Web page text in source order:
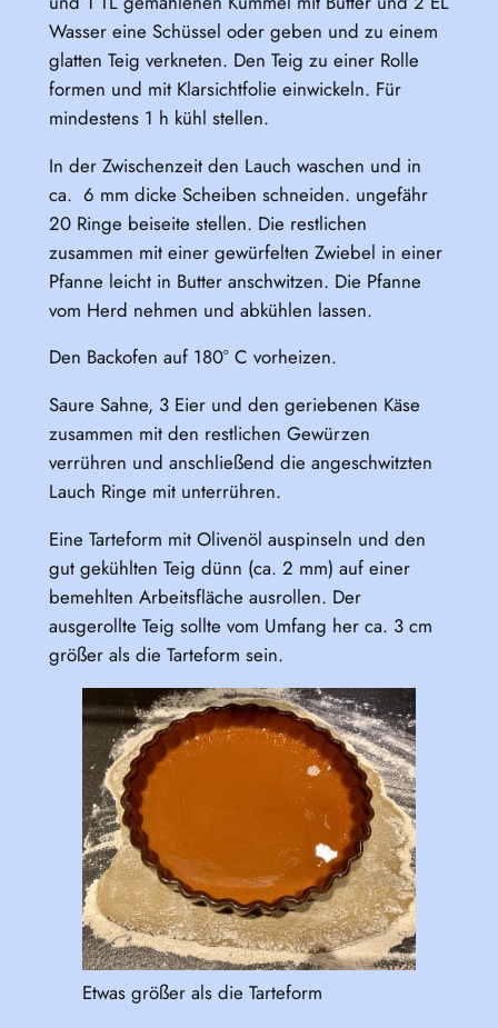
Wasser eine Schüssel oder geben und zu einem
glatten Teig verkneten. Den Teig zu einer Rolle
formen und mit Klarsichtfolie einwickeln. Für
mindestens 1 h kühl stellen.
In der Zwischenzeit den Lauch waschen und in
ca. 6 mm dicke Scheiben schneiden. ungefähr
20 Ringe beiseite stellen. Die restlichen
zusammen mit einer gewürfelten Zwiebel in einer
Pfanne leicht in Butter anschwitzen. Die Pfanne
vom Herd nehmen und abkühlen lassen.
Den Backofen auf 180° C vorheizen.
Saure Sahne, 3 Eier und den geriebenen Käse
zusammen mit den restlichen Gewürzen
verrühren und anschließend die angeschwitzten
Lauch Ringe mit unterrühren.
Eine Tarteform mit Olivenöl auspinseln und den
gut gekühlten Teig dünn (ca. 2 mm) auf einer
bemehlten Arbeitsfläche ausrollen. Der
ausgerollte Teig sollte vom Umfang her ca. 3 cm
größer als die Tarteform sein.
Etwas größer als die Tarteform